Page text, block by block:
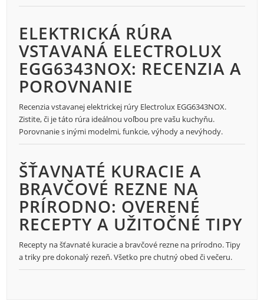
ELEKTRICKÁ RÚRA
VSTAVANÁ ELECTROLUX
EGG6343NOX: RECENZIA A
POROVNANIE
Recenzia vstavanej elektrickej rúry Electrolux EGG6343NOX.
Zistite, či je táto rúra ideálnou voľbou pre vašu kuchyňu.
Porovnanie s inými modelmi, funkcie, výhody a nevýhody.
ŠŤAVNATÉ KURACIE A
BRAVČOVÉ REZNE NA
PRÍRODNO: OVERENÉ
RECEPTY A UŽITOČNÉ TIPY
Recepty na šťavnaté kuracie a bravčové rezne na prírodno. Tipy
a triky pre dokonalý rezeň. Všetko pre chutný obed či večeru.